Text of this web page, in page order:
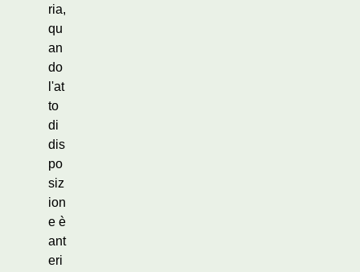
ria,
qu
an
do
l'at
to
di
dis
po
siz
ion
e è
ant
eri